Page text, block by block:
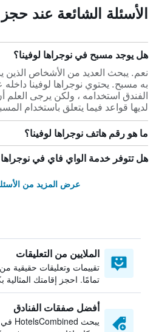
الأسئلة الشائعة عند حجز
هل يوجد مسبح في نوجراها لوفينا؟
به مسبح. يحتوي نوجراها لوفينا
الفندق استخدامه ، ولكن يرجى العلم
لديها قواعد فيما يتعلق باستخدام
ما هو رقم هاتف نوجراها لوفينا؟
هل تتوفر خدمة الواي فاي في نوجراها
عرض المزيد من
الملايين من التعليقات
تقييمات وتعليقات حقيقية من
تمامًا. احجز إقامتك المثالية
أفضل صفقات الفنادق